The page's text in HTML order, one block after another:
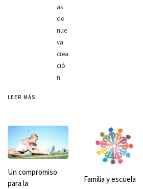
as
de
nue
va
crea
ció
n.
LEER MÁS
Un compromiso
para la
Familia y escuela